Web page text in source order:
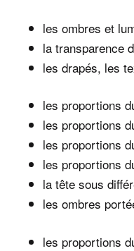
les ombres et
la transparence
les drapés, les
les proportions
les proportions
les proportions
les proportions
la tête sous
les ombres
les proportions